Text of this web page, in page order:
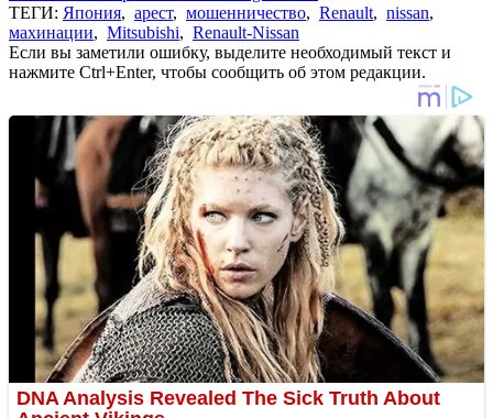
ТЕГИ: Япония, арест, мошенничество, Renault, nissan,
махинации, Mitsubishi, Renault-Nissan
Если вы заметили ошибку, выделите необходимый текст и
нажмите Ctrl+Enter, чтобы сообщить об этом редакции.